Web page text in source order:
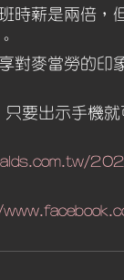
時薪是兩倍，
對麥當勞的印
要出示手機就